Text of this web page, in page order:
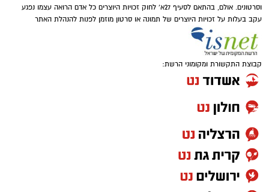
וסרטונים. אולם, בהתאם לסעיף 27א' לחוק זכויות היוצרים כל אדם הרואה עצמו נפגע
עקב בעלות על זכויות היוצרים של תמונה או סרטון מוזמן לפנות להנהלת האתר
קבוצת התקשורת ומקומוני הרשת: